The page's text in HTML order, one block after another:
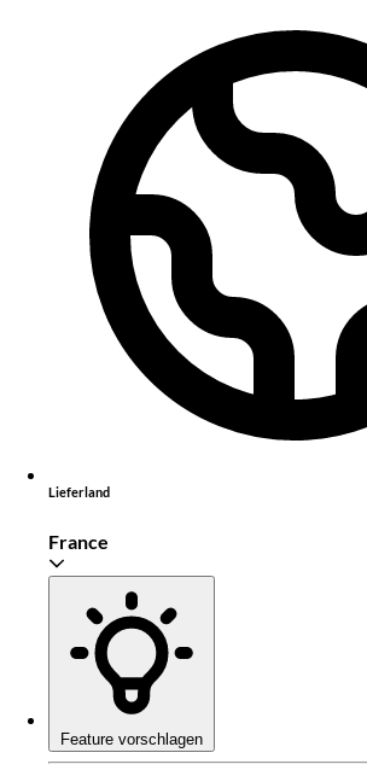
Lieferland
France
Feature vorschlagen